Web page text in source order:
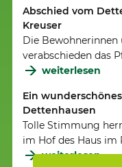
Abschied vom
Kreuser
Die Bewohnerinnen
verabschieden das
weiterlesen
Ein
Dettenhausen
Tolle Stimmung
im Hof des Haus im
weiterlesen